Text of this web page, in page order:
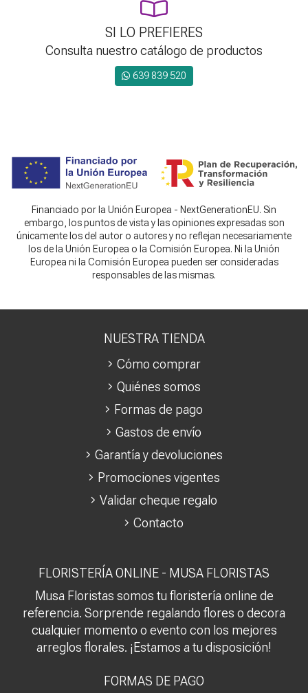
SI LO PREFIERES
Consulta nuestro catálogo de productos
639 839 520
Financiado por la Unión Europea - NextGenerationEU. Sin
embargo, los puntos de vista y las opiniones expresadas son
únicamente los del autor o autores y no reflejan necesariamente
los de la Unión Europea o la Comisión Europea. Ni la Unión
Europea ni la Comisión Europea pueden ser consideradas
responsables de las mismas.
FLORISTERÍA ONLINE - MUSA FLORISTAS
Musa Floristas somos tu floristería online de
referencia. Sorprende regalando flores o decora
cualquier momento o evento con los mejores
arreglos florales. ¡Estamos a tu disposición!
FORMAS DE PAGO
NUESTRA TIENDA
Cómo comprar
Quiénes somos
Formas de pago
Gastos de envío
Garantía y devoluciones
Promociones vigentes
Validar cheque regalo
Contacto